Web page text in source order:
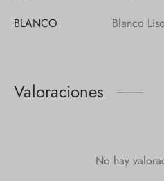
BLANCO
Blanco
Valoraciones
No hay